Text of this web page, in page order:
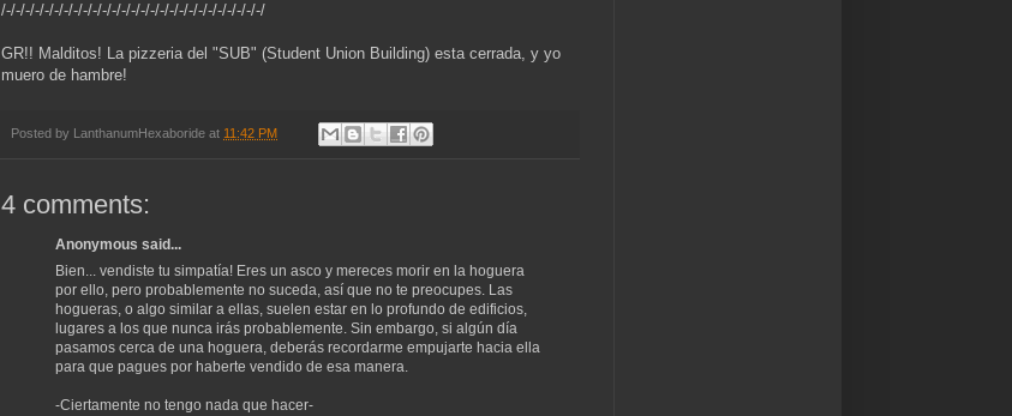
/-/-/-/-/-/-/-/-/-/-/-/-/-/-/-/-/-/-/-/-/-/-/-/-/-/-/-/
GR!! Malditos! La pizzeria del "SUB" (Student Union Building) esta cerrada, y yo
muero de hambre!
Posted by LanthanumHexaboride at 11:42 PM
4 comments:
Anonymous said...
Bien... vendiste tu simpatía! Eres un asco y mereces morir en la hoguera
por ello, pero probablemente no suceda, así que no te preocupes. Las
hogueras, o algo similar a ellas, suelen estar en lo profundo de edificios,
lugares a los que nunca irás probablemente. Sin embargo, si algún día
pasamos cerca de una hoguera, deberás recordarme empujarte hacia ella
para que pagues por haberte vendido de esa manera.
-Ciertamente no tengo nada que hacer-